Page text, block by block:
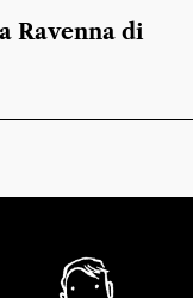
Ravenna di